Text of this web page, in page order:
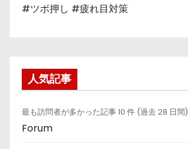
#ツボ押し #疲れ目対策
人気記事
最も訪問者が多かった記事 10 件 (過去 28 日間)
Forum